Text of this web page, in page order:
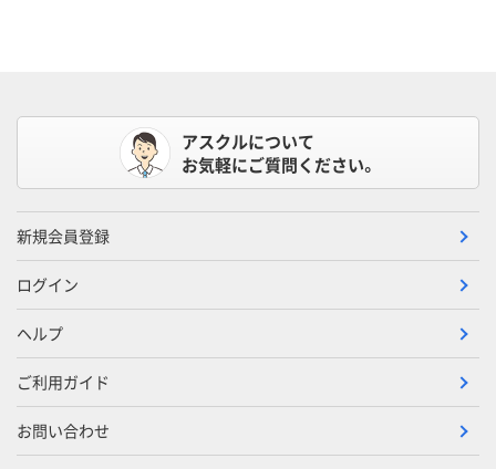
アスクルについて
お気軽にご質問ください。
新規会員登録
ログイン
ヘルプ
ご利用ガイド
お問い合わせ